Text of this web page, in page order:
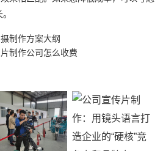
制作方案大纲
制作公司怎么收费